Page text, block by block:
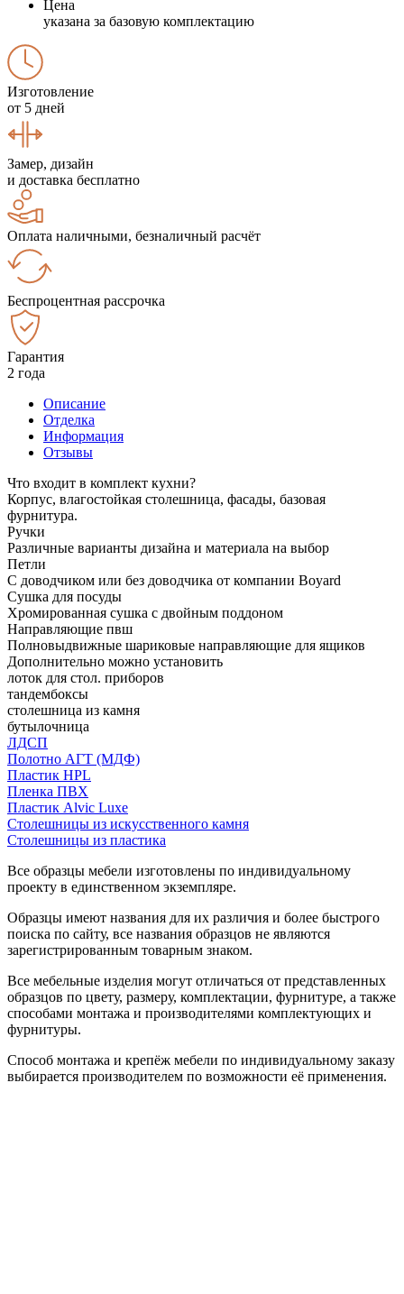
Цена
указана за базовую комплектацию
Изготовление
от 5 дней
Замер, дизайн
и доставка бесплатно
Оплата наличными, безналичный расчёт
Беспроцентная рассрочка
Гарантия
2 года
Описание
Отделка
Информация
Отзывы
Что входит в комплект кухни?
Корпус, влагостойкая столешница, фасады, базовая
фурнитура.
Ручки
Различные варианты дизайна и материала на выбор
Петли
С доводчиком или без доводчика от компании Boyard
Сушка для посуды
Хромированная сушка с двойным поддоном
Направляющие пвш
Полновыдвижные шариковые направляющие для ящиков
Дополнительно можно установить
лоток для стол. приборов
тандембоксы
столешница из камня
бутылочница
ЛДСП
Полотно АГТ (МДФ)
Пластик HPL
Пленка ПВХ
Пластик Alvic Luxe
Столешницы из искусственного камня
Столешницы из пластика
Все образцы мебели изготовлены по индивидуальному
проекту в единственном экземпляре.
Образцы имеют названия для их различия и более быстрого
поиска по сайту, все названия образцов не являются
зарегистрированным товарным знаком.
Все мебельные изделия могут отличаться от представленных
образцов по цвету, размеру, комплектации, фурнитуре, а также
способами монтажа и производителями комплектующих и
фурнитуры.
Способ монтажа и крепёж мебели по индивидуальному заказу
выбирается производителем по возможности её применения.